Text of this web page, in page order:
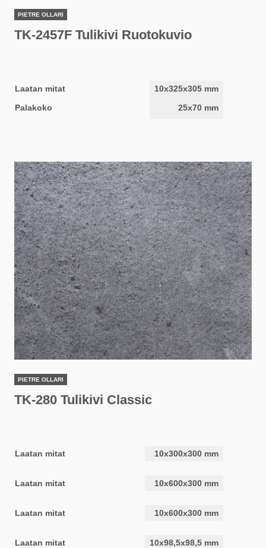
PIETRE OLLARI
TK-2457F Tulikivi Ruotokuvio
Laatan mitat
10x325x305 mm
Palakoko
25x70 mm
PIETRE OLLARI
TK-280 Tulikivi Classic
Laatan mitat 10x300x300 mm
Laatan mitat 10x600x300 mm
Laatan mitat 10x600x300 mm
Laatan mitat 10x98,5x98,5 mm